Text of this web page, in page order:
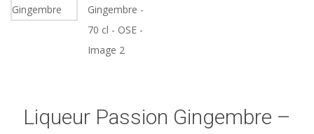
Liqueur Passion Gingembre –